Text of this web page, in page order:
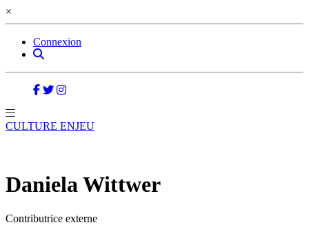
×
Connexion
CULTURE ENJEU
Daniela Wittwer
Contributrice externe